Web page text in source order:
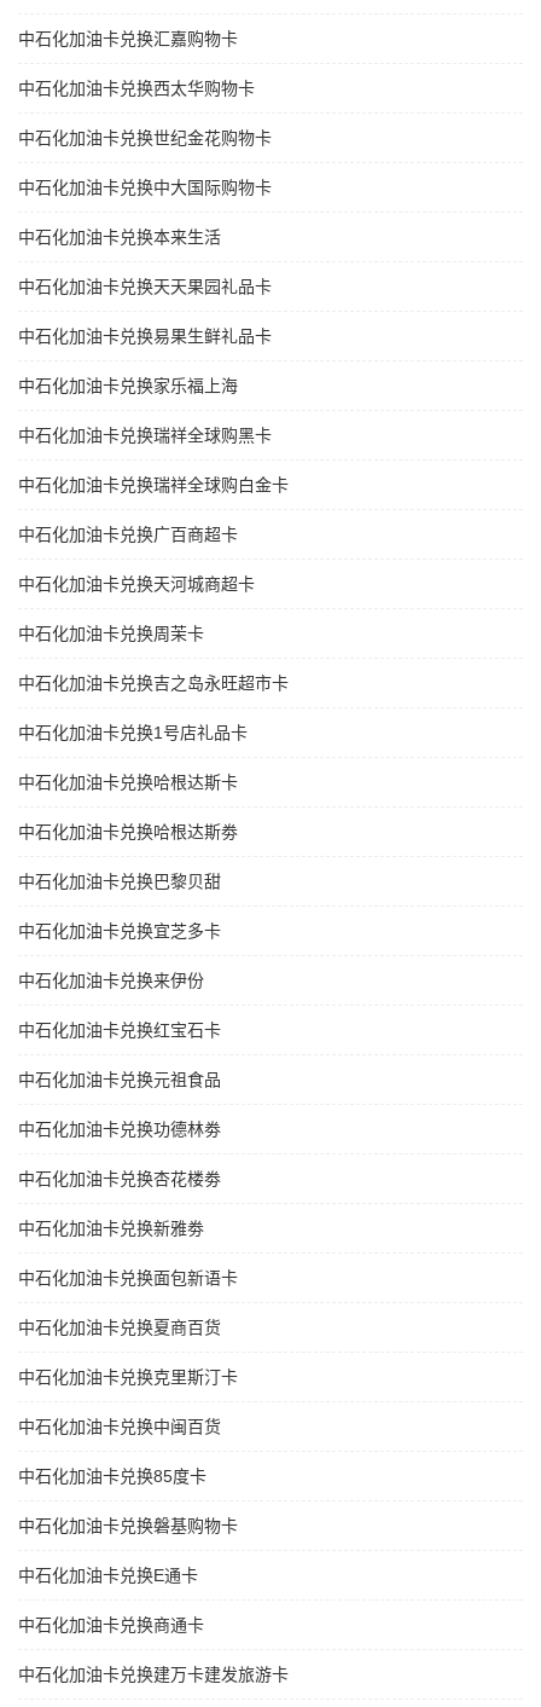
中石化加油卡兑换汇嘉购物卡
中石化加油卡兑换西太华购物卡
中石化加油卡兑换世纪金花购物卡
中石化加油卡兑换中大国际购物卡
中石化加油卡兑换本来生活
中石化加油卡兑换天天果园礼品卡
中石化加油卡兑换易果生鲜礼品卡
中石化加油卡兑换家乐福上海
中石化加油卡兑换瑞祥全球购黑卡
中石化加油卡兑换瑞祥全球购白金卡
中石化加油卡兑换广百商超卡
中石化加油卡兑换天河城商超卡
中石化加油卡兑换周茉卡
中石化加油卡兑换吉之岛永旺超市卡
中石化加油卡兑换1号店礼品卡
中石化加油卡兑换哈根达斯卡
中石化加油卡兑换哈根达斯劵
中石化加油卡兑换巴黎贝甜
中石化加油卡兑换宜芝多卡
中石化加油卡兑换来伊份
中石化加油卡兑换红宝石卡
中石化加油卡兑换元祖食品
中石化加油卡兑换功德林劵
中石化加油卡兑换杏花楼劵
中石化加油卡兑换新雅劵
中石化加油卡兑换面包新语卡
中石化加油卡兑换夏商百货
中石化加油卡兑换克里斯汀卡
中石化加油卡兑换中闽百货
中石化加油卡兑换85度卡
中石化加油卡兑换磐基购物卡
中石化加油卡兑换E通卡
中石化加油卡兑换商通卡
中石化加油卡兑换建万卡建发旅游卡